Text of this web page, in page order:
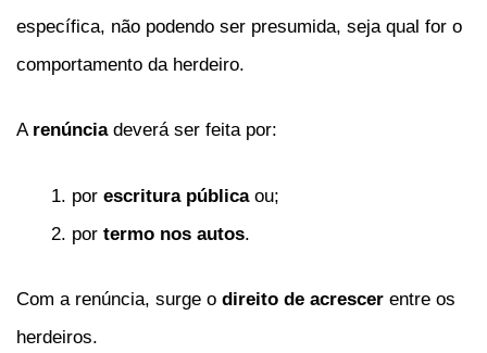
específica, não podendo ser presumida, seja qual for o
comportamento da herdeiro.
A renúncia deverá ser feita por:
por escritura pública ou;
por termo nos autos.
Com a renúncia, surge o direito de acrescer entre os
herdeiros.